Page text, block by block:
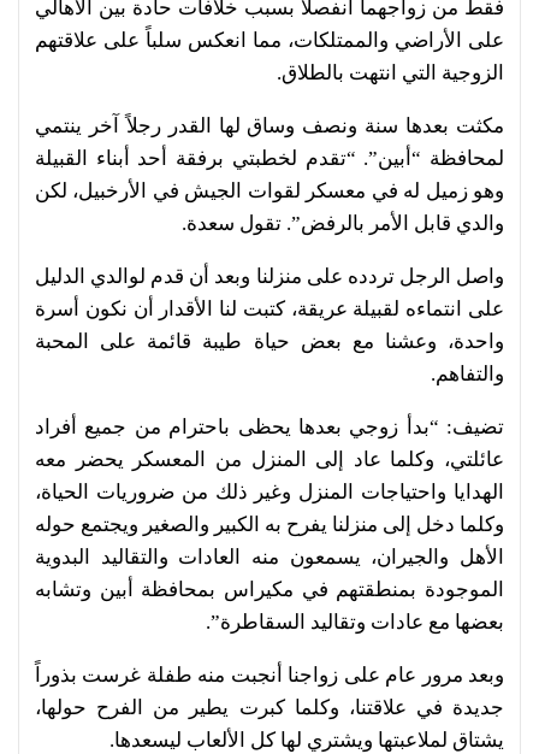
فقط من زواجهما انفصلا بسبب خلافات حادة بين الأهالي
على الأراضي والممتلكات، مما انعكس سلباً على علاقتهم
الزوجية التي انتهت بالطلاق.
مكثت بعدها سنة ونصف وساق لها القدر رجلاً آخر ينتمي
لمحافظة “أبين”. “تقدم لخطبتي برفقة أحد أبناء القبيلة
وهو زميل له في معسكر لقوات الجيش في الأرخبيل، لكن
والدي قابل الأمر بالرفض”. تقول سعدة.
واصل الرجل تردده على منزلنا وبعد أن قدم لوالدي الدليل
على انتماءه لقبيلة عريقة، كتبت لنا الأقدار أن نكون أسرة
واحدة، وعشنا مع بعض حياة طيبة قائمة على المحبة
والتفاهم.
تضيف: “بدأ زوجي بعدها يحظى باحترام من جميع أفراد
عائلتي، وكلما عاد إلى المنزل من المعسكر يحضر معه
الهدايا واحتياجات المنزل وغير ذلك من ضروريات الحياة،
وكلما دخل إلى منزلنا يفرح به الكبير والصغير ويجتمع حوله
الأهل والجيران، يسمعون منه العادات والتقاليد البدوية
الموجودة بمنطقتهم في مكيراس بمحافظة أبين وتشابه
بعضها مع عادات وتقاليد السقاطرة”.
وبعد مرور عام على زواجنا أنجبت منه طفلة غرست بذوراً
جديدة في علاقتنا، وكلما كبرت يطير من الفرح حولها،
يشتاق لملاعبتها ويشتري لها كل الألعاب ليسعدها.